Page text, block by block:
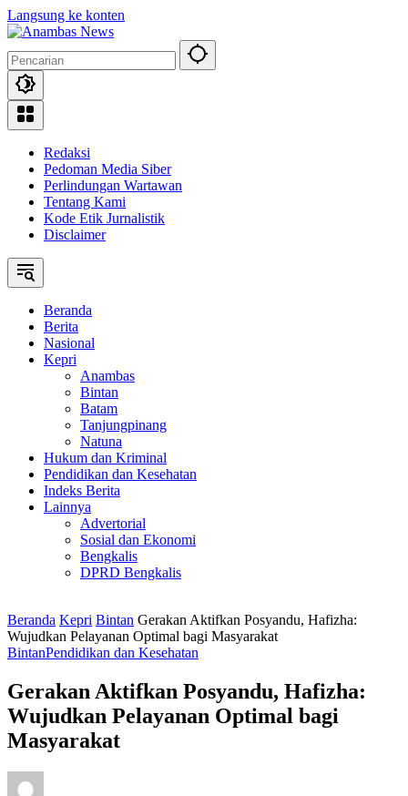
Langsung ke konten
Redaksi
Pedoman Media Siber
Perlindungan Wartawan
Tentang Kami
Kode Etik Jurnalistik
Disclaimer
Beranda
Berita
Nasional
Kepri
Anambas
Bintan
Batam
Tanjungpinang
Natuna
Hukum dan Kriminal
Pendidikan dan Kesehatan
Indeks Berita
Lainnya
Advertorial
Sosial dan Ekonomi
Bengkalis
DPRD Bengkalis
Beranda Kepri Bintan Gerakan Aktifkan Posyandu, Hafizha:
Wujudkan Pelayanan Optimal bagi Masyarakat
BintanPendidikan dan Kesehatan
Gerakan Aktifkan Posyandu, Hafizha:
Wujudkan Pelayanan Optimal bagi
Masyarakat